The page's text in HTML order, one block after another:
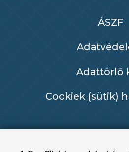
ÁSZF
Adattörlő
Cookiek (sütik)